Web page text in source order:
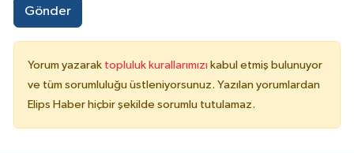
Gönder
Yorum yazarak topluluk kurallarımızı kabul etmiş bulunuyor
ve tüm sorumluluğu üstleniyorsunuz. Yazılan yorumlardan
Elips Haber hiçbir şekilde sorumlu tutulamaz.